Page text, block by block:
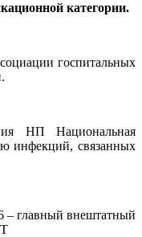
категории.
госпитальных
НП Национальная
инфекций, связанных
– главный внештатный